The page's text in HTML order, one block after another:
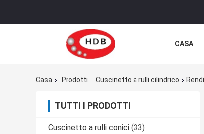
CASA
Casa Prodotti Cuscinetto a rulli cilindrico
TUTTI I PRODOTTI
Cuscinetto a rulli conici (33)